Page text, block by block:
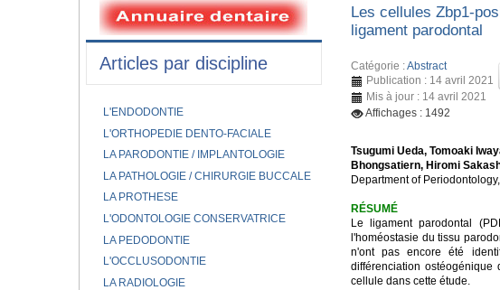
Les cellules Zbp1-
ligament parodontal
Catégorie :Abstract
Publication : 14 avril 2021
Mis à jour : 14 avril 2021
Affichages : 1492
Tsugumi Ueda, Tomoaki
Bhongsatiern, Hiromi
Department of
RÉSUMÉ
Le ligament parodontal
l'homéostasie du tissu
n'ont pas encore été
différenciation
cellule dans cette étude.
Articles par discipline
L'ENDODONTIE
L'ORTHOPEDIE DENTO-FACIALE
LA PARODONTIE / IMPLANTOLOGIE
LA PATHOLOGIE / CHIRURGIE BUCCALE
LA PROTHESE
L'ODONTOLOGIE CONSERVATRICE
LA PEDODONTIE
L'OCCLUSODONTIE
LA RADIOLOGIE